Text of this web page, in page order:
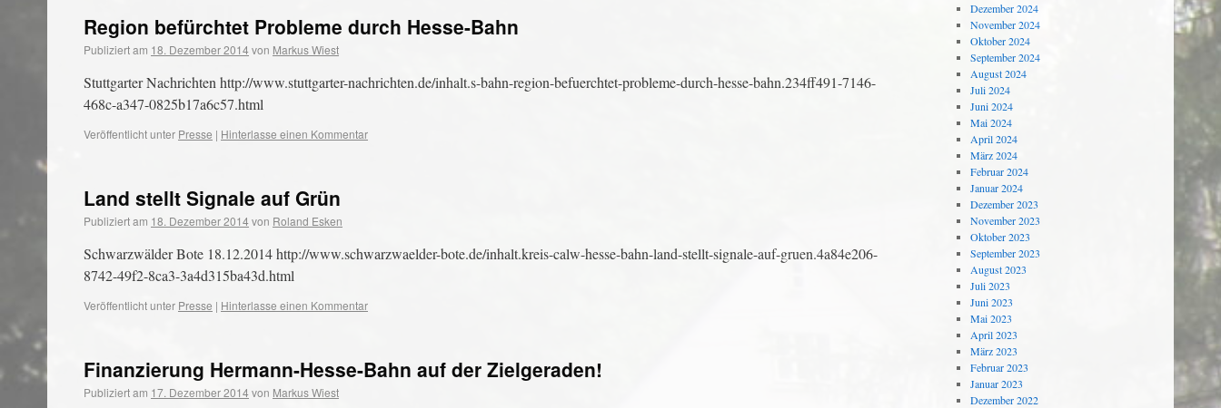
Region befürchtet Probleme durch Hesse-Bahn
Publiziert am 18. Dezember 2014von Markus Wiest
Stuttgarter Nachrichten http://www.stuttgarter-nachrichten.de/inhalt.s-bahn-region-befuerchtet-probleme-durch-hesse-bahn.234ff491-7146-
468c-a347-0825b17a6c57.html
Veröffentlicht unter Presse | Hinterlasse einen Kommentar
Land stellt Signale auf Grün
Publiziert am 18. Dezember 2014von Roland Esken
Schwarzwälder Bote 18.12.2014 http://www.schwarzwaelder-bote.de/inhalt.kreis-calw-hesse-bahn-land-stellt-signale-auf-gruen.4a84e206-
8742-49f2-8ca3-3a4d315ba43d.html
Veröffentlicht unter Presse | Hinterlasse einen Kommentar
Finanzierung Hermann-Hesse-Bahn auf der Zielgeraden!
Publiziert am 17. Dezember 2014von Markus Wiest
Dezember 2024
November 2024
Oktober 2024
September 2024
August 2024
Juli 2024
Juni 2024
Mai 2024
April 2024
März 2024
Februar 2024
Januar 2024
Dezember 2023
November 2023
Oktober 2023
September 2023
August 2023
Juli 2023
Juni 2023
Mai 2023
April 2023
März 2023
Februar 2023
Januar 2023
Dezember 2022